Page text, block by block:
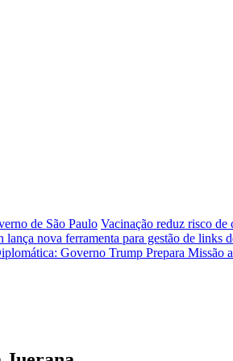
de São Paulo Vacinação reduz risco de
lança nova ferramenta para gestão de links
Governo Trump Prepara Missão